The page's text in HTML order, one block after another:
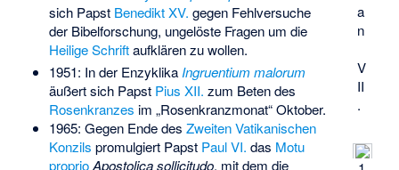
a
n
V
II
.
sich Papst Benedikt XV. gegen Fehlversuche
der Bibelforschung, ungelöste Fragen um die
Heilige Schriftaufklären zu wollen.
1951: In der EnzyklikaIngruentium malorum
äußert sich Papst Pius XII. zum Beten des
Rosenkranzes im „Rosenkranzmonat“ Oktober.
1965: Gegen Ende des Zweiten Vatikanischen
Konzils promulgiert Papst Paul VI. das Motu
proprioApostolica sollicitudo, mit dem die